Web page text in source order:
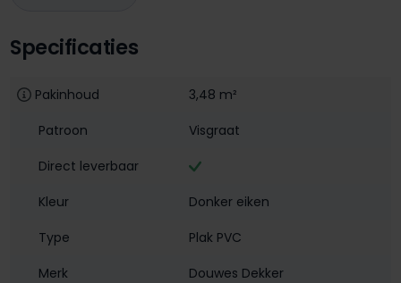
Specificaties
Pakinhoud
3,48 m²
Patroon
Visgraat
Direct leverbaar
Kleur
Donker eiken
Type
Plak PVC
Merk
Douwes Dekker